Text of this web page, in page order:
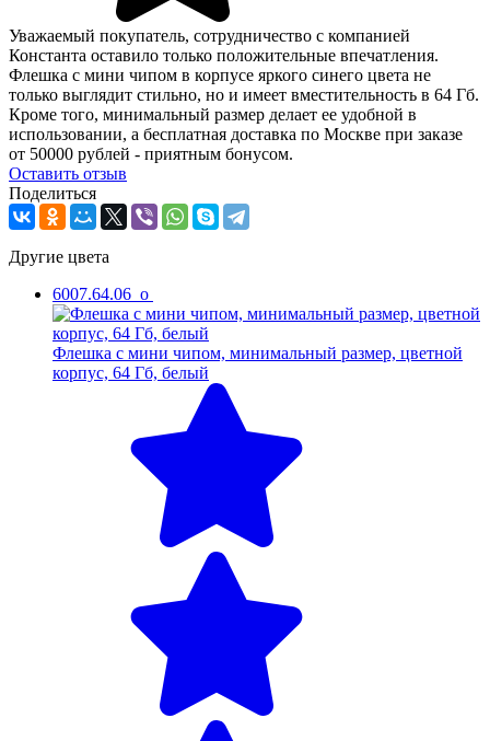
Уважаемый покупатель, сотрудничество с компанией
Константа оставило только положительные впечатления.
Флешка с мини чипом в корпусе яркого синего цвета не
только выглядит стильно, но и имеет вместительность в 64 Гб.
Кроме того, минимальный размер делает ее удобной в
использовании, а бесплатная доставка по Москве при заказе
от 50000 рублей - приятным бонусом.
Оcтавить отзыв
Поделиться
Другие цвета
6007.64.06_o
Флешка с мини чипом, минимальный размер, цветной
корпус, 64 Гб, белый